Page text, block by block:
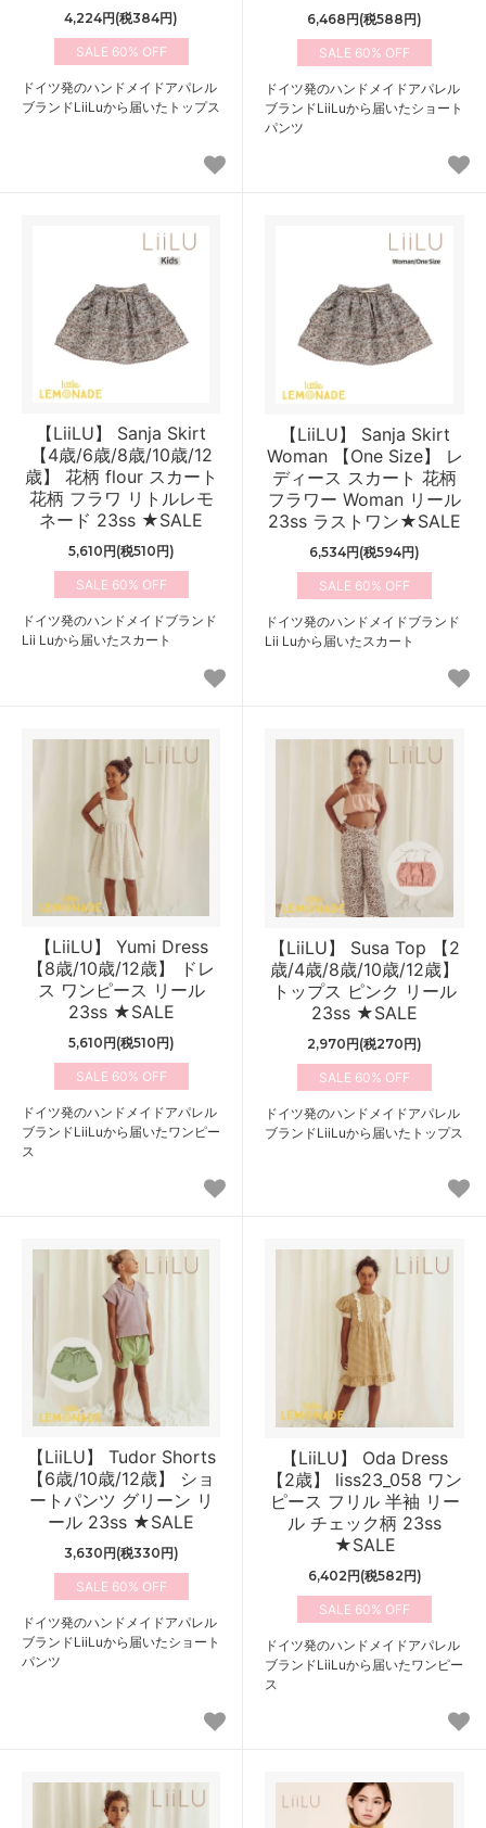
4,224円(税384円)
60%
ドイツ発のハンドメイドアパレル
ブランドLiiLuから届いたトップス
6,468円(税588円)
60%
ドイツ発のハンドメイドアパレル
ブランドLiiLuから届いたショート
パンツ
【LiiLU】 Sanja Skirt
【4歳/6歳/8歳/10歳/12
歳】 花柄 flour スカート
花柄 フラワ リトルレモ
ネード 23ss ★SALE
5,610円(税510円)
60%
ドイツ発のハンドメイドブランド
Lii Luから届いたスカート
【LiiLU】 Sanja Skirt
Woman 【One Size】 レ
ディース スカート 花柄
フラワー Woman リール
23ss ラストワン★SALE
6,534円(税594円)
60%
ドイツ発のハンドメイドブランド
Lii Luから届いたスカート
【LiiLU】 Yumi Dress
【8歳/10歳/12歳】 ドレ
ス ワンピース リール
23ss ★SALE
5,610円(税510円)
60%
ドイツ発のハンドメイドアパレル
ブランドLiiLuから届いたワンピー
ス
【LiiLU】 Susa Top 【2
歳/4歳/8歳/10歳/12歳】
トップス ピンク リール
23ss ★SALE
2,970円(税270円)
60%
ドイツ発のハンドメイドアパレル
ブランドLiiLuから届いたトップス
【LiiLU】 Tudor Shorts
【6歳/10歳/12歳】 ショ
ートパンツ グリーン リ
ール 23ss ★SALE
3,630円(税330円)
60%
ドイツ発のハンドメイドアパレル
ブランドLiiLuから届いたショート
パンツ
【LiiLU】 Oda Dress
【2歳】 liss23_058 ワン
ピース フリル 半袖 リー
ル チェック柄 23ss
★SALE
6,402円(税582円)
60%
ドイツ発のハンドメイドアパレル
ブランドLiiLuから届いたワンピー
ス